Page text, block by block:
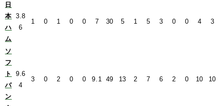
日
本
ハ
ム
3.8
6
1 0 1 0 0 7 30 5 1 5 3 0 0 4 3
ソ
フ
ト
バ
ン
9.6
4
3 0 2 0 0 9.1 49 13 2 7 6 2 0 10 10